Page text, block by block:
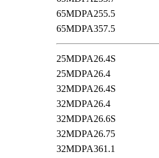
65MDPA255.5
65MDPA357.5
25MDPA26.4S
25MDPA26.4
32MDPA26.4S
32MDPA26.4
32MDPA26.6S
32MDPA26.75
32MDPA361.1